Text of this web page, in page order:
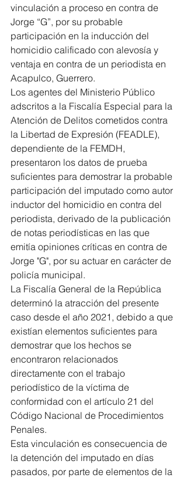
vinculación a proceso en contra de
Jorge “G”, por su probable
participación en la inducción del
homicidio calificado con alevosía y
ventaja en contra de un periodista en
Acapulco, Guerrero.
Los agentes del Ministerio Público
adscritos a la Fiscalía Especial para la
Atención de Delitos cometidos contra
la Libertad de Expresión (FEADLE),
dependiente de la FEMDH,
presentaron los datos de prueba
suficientes para demostrar la probable
participación del imputado como autor
inductor del homicidio en contra del
periodista, derivado de la publicación
de notas periodísticas en las que
emitía opiniones críticas en contra de
Jorge "G", por su actuar en carácter de
policía municipal.
La Fiscalía General de la República
determinó la atracción del presente
caso desde el año 2021, debido a que
existían elementos suficientes para
demostrar que los hechos se
encontraron relacionados
directamente con el trabajo
periodístico de la víctima de
conformidad con el artículo 21 del
Código Nacional de Procedimientos
Penales.
Esta vinculación es consecuencia de
la detención del imputado en días
pasados, por parte de elementos de la